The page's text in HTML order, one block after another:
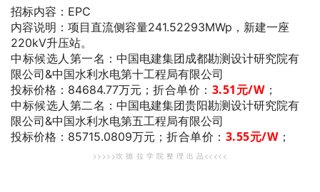
招标内容：EPC
内容说明：项目直流侧容量241.52293MWp，新建一座
220kV升压站。
中标候选人第一名 ：中国电建集团成都勘测设计研究院有
限公司&中国水利水电第十工程局有限公司
投标价格：84684.77万元； 折合单价： 3.51元/W；
中标候选人第二名 ：中国电建集团贵阳勘测设计研究院有
限公司&中国水利水电第五工程局有限公司
投标价格：85715.0809万元； 折合单价： 3.55元/W；
>>>>>坎 德 拉 学 院 整 理 出 品<<<<<